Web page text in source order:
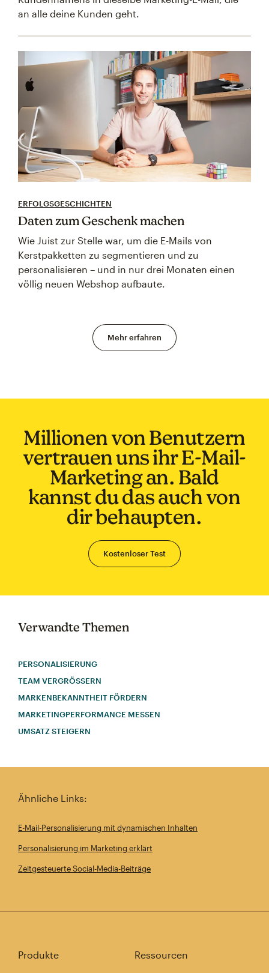
an alle deine Kunden geht.
ERFOLGSGESCHICHTEN
Daten zum Geschenk machen
Wie Juist zur Stelle war, um die E-Mails von
Kerstpakketten zu segmentieren und zu
personalisieren – und in nur drei Monaten einen
völlig neuen Webshop aufbaute.
Mehr erfahren
Millionen von Benutzern
vertrauen uns ihr E-Mail-
Marketing an. Bald
kannst du das auch von
dir behaupten.
Kostenloser Test
Verwandte Themen
PERSONALISIERUNG
TEAM VERGRÖSSERN
MARKENBEKANNTHEIT FÖRDERN
MARKETINGPERFORMANCE MESSEN
UMSATZ STEIGERN
Ähnliche Links:
E-Mail-Personalisierung mit dynamischen Inhalten
Personalisierung im Marketing erklärt
Zeitgesteuerte Social-Media-Beiträge
Produkte Ressourcen